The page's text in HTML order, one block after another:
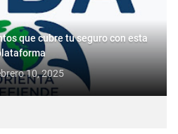
que cubre tu seguro con esta
10, 2025